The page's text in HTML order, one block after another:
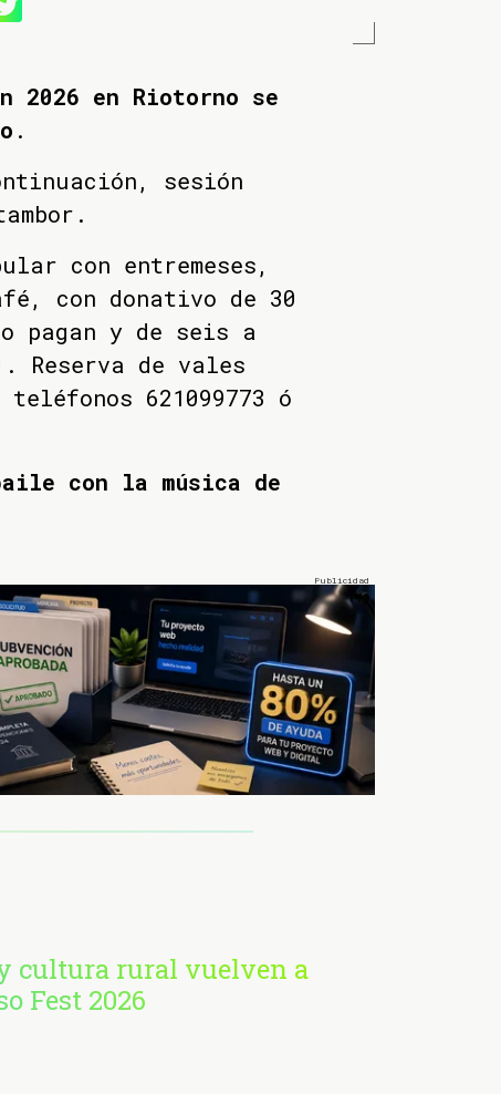
2026 en Riotorno se
.
sesión
con entremeses,
con donativo de 30
pagan y de seis a
Reserva de vales
621099773 ó
con la música de
cultura rural vuelven a
Fest 2026